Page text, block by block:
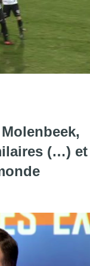
: le RWDM
(…) et